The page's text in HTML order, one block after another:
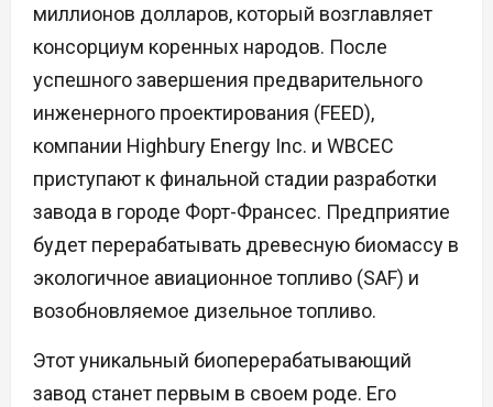
миллионов долларов, который возглавляет
консорциум коренных народов. После
успешного завершения предварительного
инженерного проектирования (FEED),
компании Highbury Energy Inc. и WBCEC
приступают к финальной стадии разработки
завода в городе Форт-Франсес. Предприятие
будет перерабатывать древесную биомассу в
экологичное авиационное топливо (SAF) и
возобновляемое дизельное топливо.
Этот уникальный биоперерабатывающий
завод станет первым в своем роде. Его